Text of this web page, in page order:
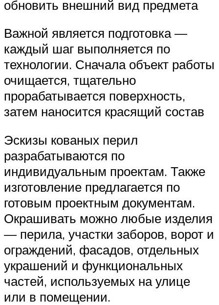
обновить внешний вид предмета
Важной является подготовка —
каждый шаг выполняется по
технологии. Сначала объект работы
очищается, тщательно
прорабатывается поверхность,
затем наносится красящий состав
Эскизы кованых перил
разрабатываются по
индивидуальным проектам. Также
изготовление предлагается по
готовым проектным документам.
Окрашивать можно любые изделия
— перила, участки заборов, ворот и
ограждений, фасадов, отдельных
украшений и функциональных
частей, используемых на улице
или в помещении.